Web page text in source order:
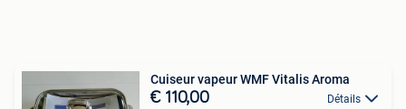
Cuiseur vapeur WMF Vitalis Aroma
€ 110,00 Détails